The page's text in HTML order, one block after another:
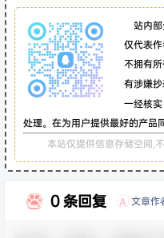
站内
仅代表
不拥有
有涉嫌
一经核
处理。在为用户提供最好的产品
本站仅提供信息存储空间,
0 条回复 A 文章作